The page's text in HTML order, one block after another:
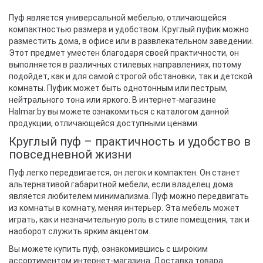
Пуф является универсальной мебелью, отличающейся
компактностью размера и удобством. Круглый пуфик можно
разместить дома, в офисе или в развлекательном заведении.
Этот предмет уместен благодаря своей практичности, он
выполняется в различных стилевых направлениях, потому
подойдет, как и для самой строгой обстановки, так и детской
комнаты. Пуфик может быть однотонным или пестрым,
нейтрального тона или яркого. В интернет-магазине
Halmar.by вы можете ознакомиться с каталогом данной
продукции, отличающейся доступными ценами.
Круглый пуф – практичность и удобство в
повседневной жизни
Пуф легко передвигается, он легок и компактен. Он станет
альтернативой габаритной мебели, если владелец дома
является любителем минимализма. Пуф можно передвигать
из комнаты в комнату, меняя интерьер. Эта мебель может
играть, как и незначительную роль в стиле помещения, так и
наоборот служить ярким акцентом.
Вы можете купить пуф, ознакомившись с широким
ассортиментом интернет-магазина. Доставка товара